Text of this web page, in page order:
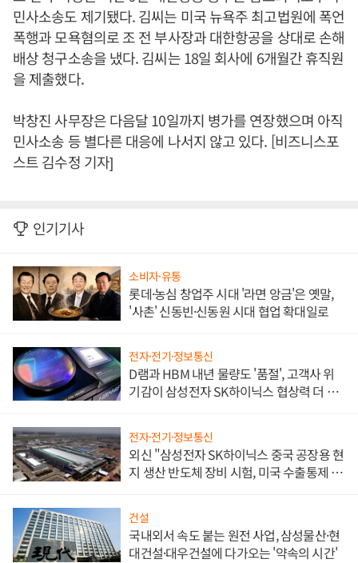
민사소송도 제기됐다. 김씨는 미국 뉴욕주 최고법원에 폭언
폭행과 모욕혐의로 조 전 부사장과 대한항공을 상대로 손해
배상 청구소송을 냈다. 김씨는 18일 회사에 6개월간 휴직원
을 제출했다.
박창진 사무장은 다음달 10일까지 병가를 연장했으며 아직
민사소송 등 별다른 대응에 나서지 않고 있다. [비즈니스포
스트 김수정 기자]
인기기사
소비자·유통
롯데·농심 창업주 시대 '라면 앙금'은 옛말,
'사촌' 신동빈·신동원 시대 협업 확대일로
전자·전기·정보통신
D램과 HBM 내년 물량도 '품절', 고객사 위
기감이 삼성전자 SK하이닉스 협상력 더 키
전자·전기·정보통신
외신 "삼성전자 SK하이닉스 중국 공장용 현
지 생산 반도체 장비 시험, 미국 수출통제 대
건설
국내외서 속도 붙는 원전 사업, 삼성물산·현
대건설·대우건설에 다가오는 '약속의 시간'